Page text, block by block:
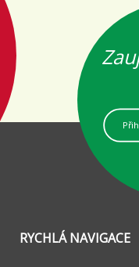
RYCHLÁ NAVIGACE